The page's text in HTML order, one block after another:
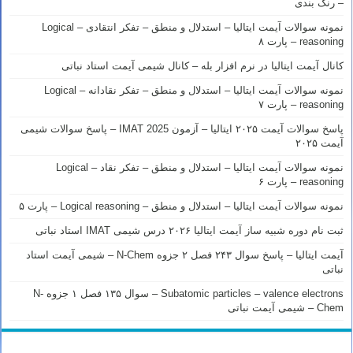
– رنک بندی
نمونه سوالات آیمت ایتالیا – استدلال و منطق – تفکر انتقادی – Logical
reasoning – پارت ۸
کانال آیمت ایتالیا در نرم افزار بله – کانال شیمی آیمت استاد نباتی
نمونه سوالات آیمت ایتالیا – استدلال و منطق – تفکر نقادانه – Logical
reasoning – پارت ۷
پاسخ سوالات آیمت ۲۰۲۵ ایتالیا – آزمون IMAT 2025 – پاسخ سوالات شیمی
آیمت ۲۰۲۵
نمونه سوالات آیمت ایتالیا – استدلال و منطق – تفکر نقاد – Logical
reasoning – پارت ۶
نمونه سوالات آیمت ایتالیا – استدلال و منطق – Logical reasoning – پارت ۵
ثبت نام دوره شبیه ساز آیمت ایتالیا ۲۰۲۶ درس شیمی IMAT استاد نباتی
آیمت ایتالیا – پاسخ سوال ۲۴۳ فصل ۲ جزوه N-Chem – شیمی آیمت استاد
نباتی
Subatomic particles – valence electrons – سوال ۱۳۵ فصل ۱ جزوه N-
Chem – شیمی آیمت نباتی